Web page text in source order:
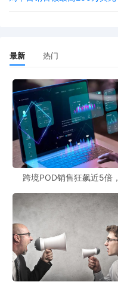
最新 热门
跨境POD销售狂飙近5倍，